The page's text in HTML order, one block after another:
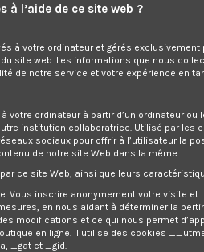
€ de réduction sur une prochaine
à l’aide de ce site web ?
à votre ordinateur et gérés exclusivement
site web. Les informations que nous
de notre service et votre expérience en
votre ordinateur à partir d’un ordinateur ou
institution collaboratrice. Utilisé par les
sociaux pour offrir à l’utilisateur la
de notre site Web dans la même.
ce site Web, ainsi que leurs
Vous inscrire anonymement votre visite et
en nous aidant à déterminer la
modifications et ce qui nous permet
en ligne. Il utilise des cookies
_gat et _gid.